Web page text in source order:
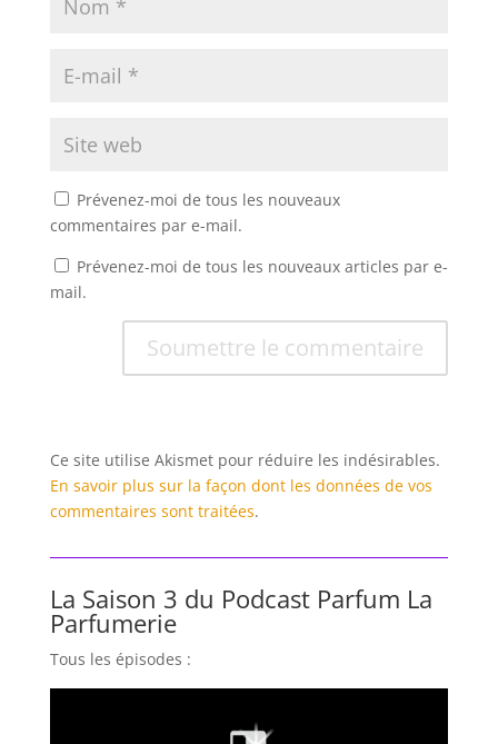
Prévenez-moi de tous les nouveaux
commentaires par e-mail.
Prévenez-moi de tous les nouveaux articles par e-
mail.
Soumettre le commentaire
Ce site utilise Akismet pour réduire les indésirables.
En savoir plus sur la façon dont les données de vos
commentaires sont traitées.
La Saison 3 du Podcast Parfum La
Parfumerie
Tous les épisodes :